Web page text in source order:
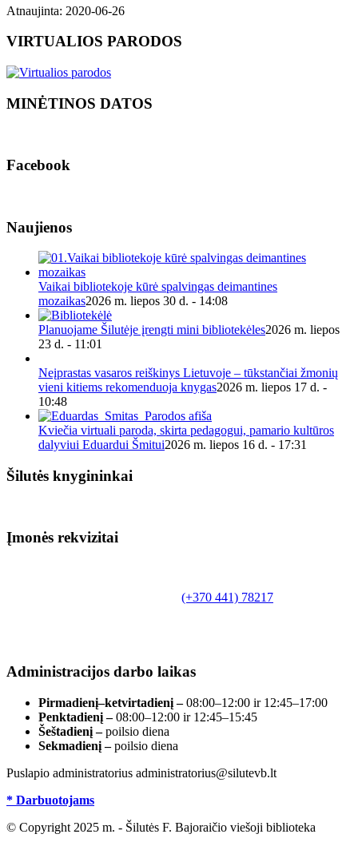
Atnaujinta: 2020-06-26
VIRTUALIOS PARODOS
MINĖTINOS DATOS
Facebook
Naujienos
Vaikai bibliotekoje kūrė spalvingas deimantines
mozaikas2026 m. liepos 30 d. - 14:08
Planuojame Šilutėje įrengti mini bibliotekėles2026 m. liepos
23 d. - 11:01
Neįprastas vasaros reiškinys Lietuvoje – tūkstančiai žmonių
vieni kitiems rekomenduoja knygas2026 m. liepos 17 d. -
10:48
Kviečia virtuali paroda, skirta pedagogui, pamario kultūros
dalyviui Eduardui Šmitui2026 m. liepos 16 d. - 17:31
Šilutės knygininkai
Įmonės rekvizitai
(+370 441) 78217
Administracijos darbo laikas
Pirmadienį–ketvirtadienį –08:00–12:00 ir 12:45–17:00
Penktadienį –08:00–12:00 ir 12:45–15:45
Šeštadienį –poilsio diena
Sekmadienį –poilsio diena
Puslapio administratorius administratorius@silutevb.lt
* Darbuotojams
© Copyright 2025 m. - Šilutės F. Bajoraičio viešoji biblioteka